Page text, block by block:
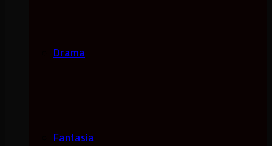
Drama
Fantasía